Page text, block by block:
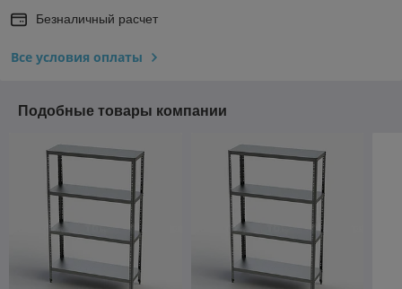
Безналичный расчет
Все условия оплаты
Подобные товары компании